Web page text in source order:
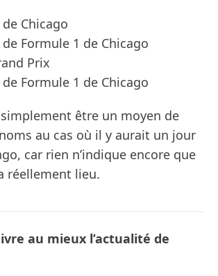
Chicago
Formule 1 de Chicago
Prix
Formule 1 de Chicago
être un moyen de
au cas où il y aurait un jour
car rien n’indique encore que
réellement lieu.
au mieux l’actualité de